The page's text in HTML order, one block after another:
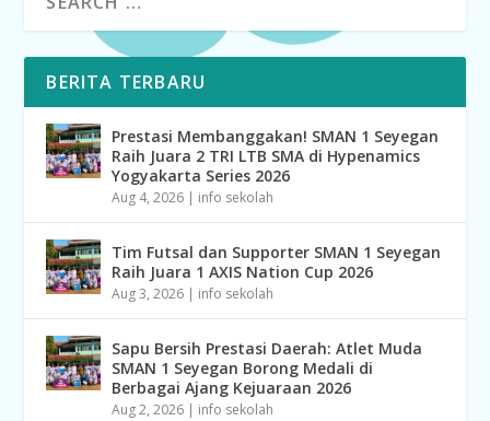
BERITA TERBARU
Prestasi Membanggakan! SMAN 1 Seyegan
Raih Juara 2 TRI LTB SMA di Hypenamics
Yogyakarta Series 2026
Aug 4, 2026 | info sekolah
Tim Futsal dan Supporter SMAN 1 Seyegan
Raih Juara 1 AXIS Nation Cup 2026
Aug 3, 2026 | info sekolah
Sapu Bersih Prestasi Daerah: Atlet Muda
SMAN 1 Seyegan Borong Medali di
Berbagai Ajang Kejuaraan 2026
Aug 2, 2026 | info sekolah